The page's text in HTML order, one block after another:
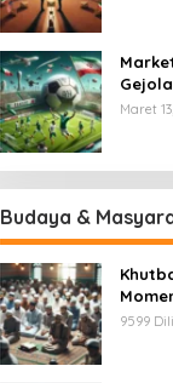
Maret
Budaya &
Hati
9599